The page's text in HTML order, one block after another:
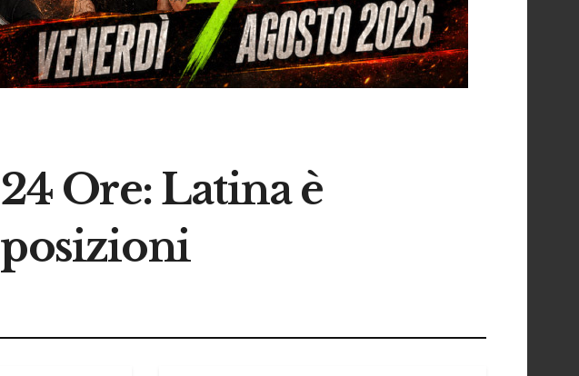
Ore: Latina è
posizioni